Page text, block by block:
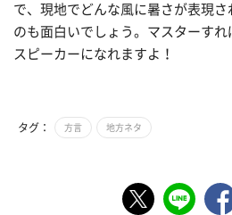
で、現地でどんな風に暑さが表現
のも面白いでしょう。マスターすれ
スピーカーになれますよ！
タグ： 方言 地方ネタ